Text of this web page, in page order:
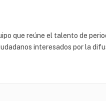
que reúne el talento de
interesados por la